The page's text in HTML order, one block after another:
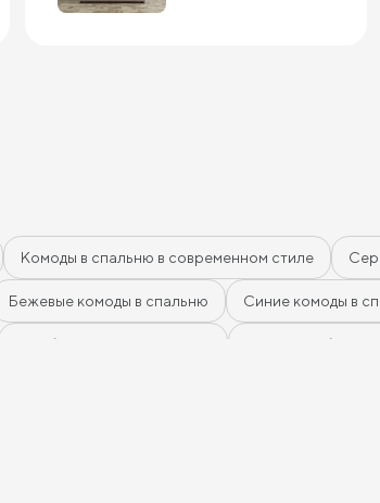
Комоды в спальню в современном стиле
Бежевые комоды в спальню Синие комоды в
Голубые комоды в спальню Комоды Дуб